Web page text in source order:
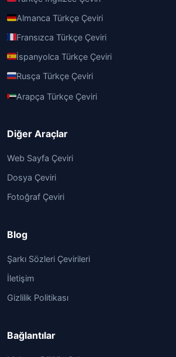
Almanca Türkçe Çeviri
Fransızca Türkçe Çeviri
İspanyolca Türkçe Çeviri
Rusça Türkçe Çeviri
Arapça Türkçe Çeviri
Diğer Araçlar
Web Sayfa Çeviri
Dosya Çeviri
Fotoğraf Çeviri
Blog
Şarkı Sözleri Çevirileri
İletişim
Gizlilik Politikası
Bağlantılar